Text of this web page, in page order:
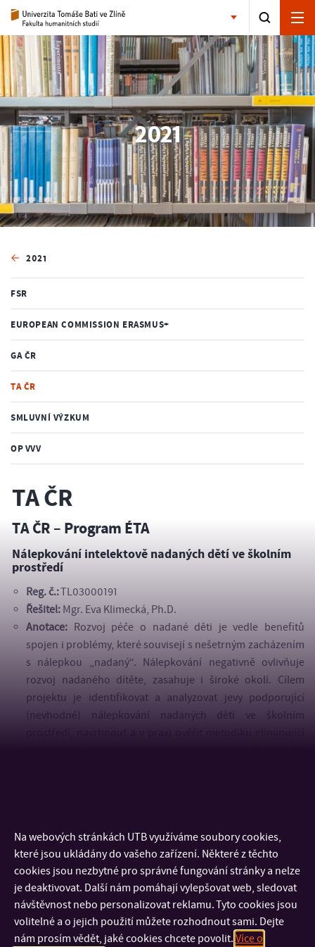
2021
2021
FSR
EUROPEAN COMMISSION ERASMUS+
GA ČR
TA ČR
SMLUVNÍ VÝZKUM
OP VVV
TA ČR
TA ČR – Program ÉTA
Nálepkování intelektově nadaných dětí ve školním
prostředí
Reg. č.:TL03000191
Řešitel: Mgr. Eva Klimecká, Ph.D.
Anotace: Rozvoj péče o nadané děti je vedle benefitů
spojen i problémy, které souvisejí s nešetrným zacházením
s nálepkou „nadaný“. Nálepkování negativně ovlivňuje
rozvoj nadaného dítěte, zasahuje i široké okolí. Cílem
projektu je identifikovat a analyzovat jevy podporující
(nevhodné) nálepkování nadaných dětí ve školním
konference (M) a tvorba metodiky pro učitele (NmetC).
Na webových stránkách UTB využíváme soubory cookies,
které jsou ukládány do vašeho zařízení. Některé z těchto
cookies jsou nezbytné pro správné fungování stránky a nelze
je deaktivovat. Další nám pomáhají vylepšovat web, sledovat
návštěvnost nebo personalizovat reklamu. Tyto cookies jsou
volitelné a o jejich použití můžete rozhodnout sami. Dejte
nám prosím vědět, jaké cookies chcete povolit. Více o